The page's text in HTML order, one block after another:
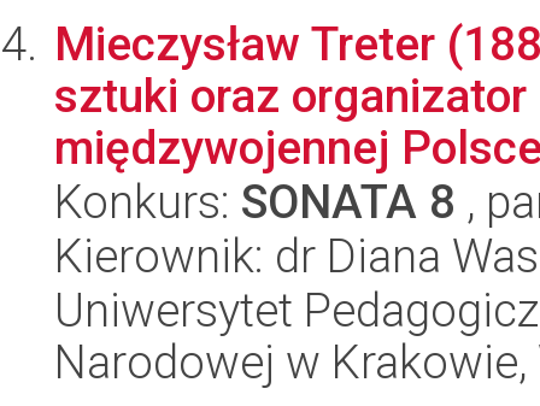
Mieczysław Treter
sztuki oraz
międzywojennej
Konkurs: SONATA 8 ,
Kierownik: dr Diana
Uniwersytet
Narodowej w Krakowie,